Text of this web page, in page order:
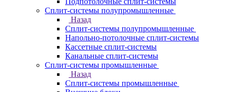
Сплит-системы полупромышленные
Назад
Сплит-системы полупромышленные
Напольно-потолочные сплит-системы
Кассетные сплит-системы
Канальные сплит-системы
Сплит-системы промышленные
Назад
Сплит-системы промышленные